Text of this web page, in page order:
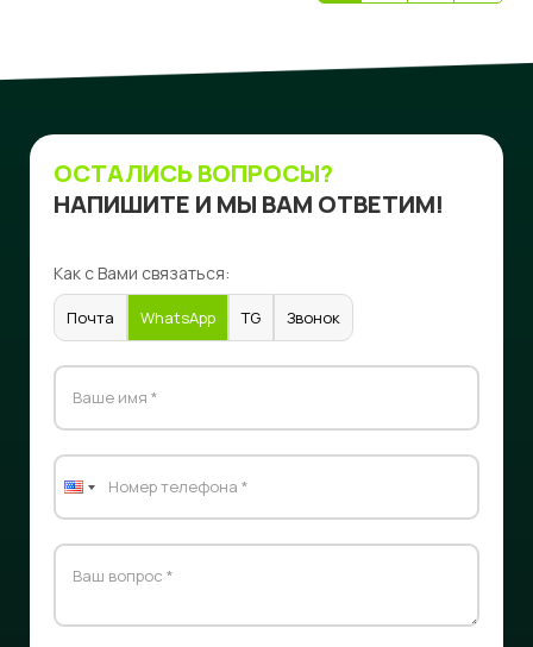
ОСТАЛИСЬ ВОПРОСЫ?
НАПИШИТЕ И МЫ ВАМ ОТВЕТИМ!
Как с Вами связаться:
Почта WhatsApp TG Звонок